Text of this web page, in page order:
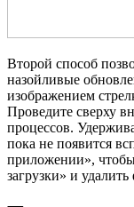
Второй способ
назойливые
изображением
Проведите сверху
процессов.
пока не появится
приложении»,
загрузки» и